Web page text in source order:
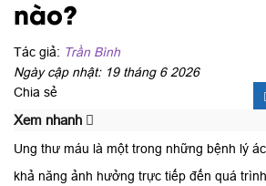
nào?
Tác giả: Trần Bình
Ngày cập nhật: 19 tháng 6 2026
Chia sẻ
Xem nhanh
Ung thư máu là một trong những bệnh lý
khả năng ảnh hưởng trực tiếp đến quá